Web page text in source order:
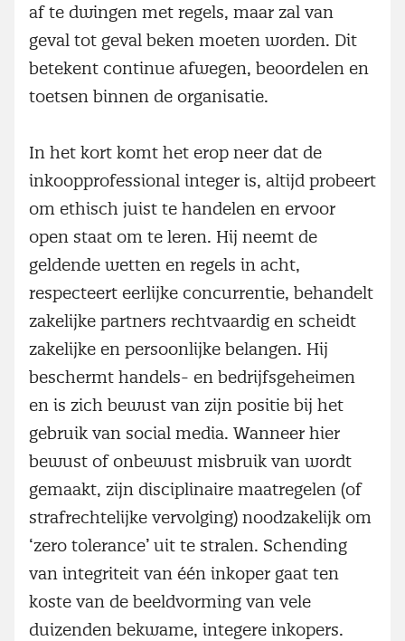
af te dwingen met regels, maar zal van
geval tot geval beken moeten worden. Dit
betekent continue afwegen, beoordelen en
toetsen binnen de organisatie.
In het kort komt het erop neer dat de
inkoopprofessional integer is, altijd probeert
om ethisch juist te handelen en ervoor
open staat om te leren. Hij neemt de
geldende wetten en regels in acht,
respecteert eerlijke concurrentie, behandelt
zakelijke partners rechtvaardig en scheidt
zakelijke en persoonlijke belangen. Hij
beschermt handels- en bedrijfsgeheimen
en is zich bewust van zijn positie bij het
gebruik van social media. Wanneer hier
bewust of onbewust misbruik van wordt
gemaakt, zijn disciplinaire maatregelen (of
strafrechtelijke vervolging) noodzakelijk om
‘zero tolerance’ uit te stralen. Schending
van integriteit van één inkoper gaat ten
koste van de beeldvorming van vele
duizenden bekwame, integere inkopers.